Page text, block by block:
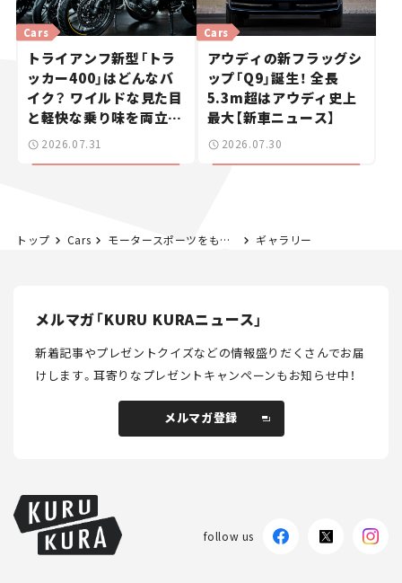
トライアンフ新型「トラ
ッカー400」はどんなバ
イク？ ワイルドな見た目
と軽快な乗り味を両立し
た400ccフラットトラッ
Cars
2026.07.31
アウディの新フラッグシ
ップ「Q9」誕生！ 全長
5.3m超はアウディ史上
最大【新車ニュース】
Cars
2026.07.30
トップ Cars モータースポーツをもっと身近に！ マツダが「倶楽部 MAZDA SPIRIT RACING」を始動 ギャラリー
メルマガ「KURU KURAニュース」
新着記事やプレゼントクイズなどの情報盛りだくさんでお届
けします。耳寄りなプレゼントキャンペーンもお知らせ中！
メルマガ登録
follow us